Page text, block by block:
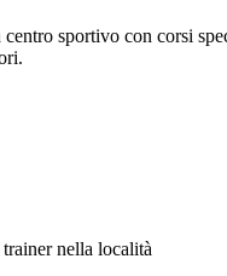
sportivo con corsi
nella località